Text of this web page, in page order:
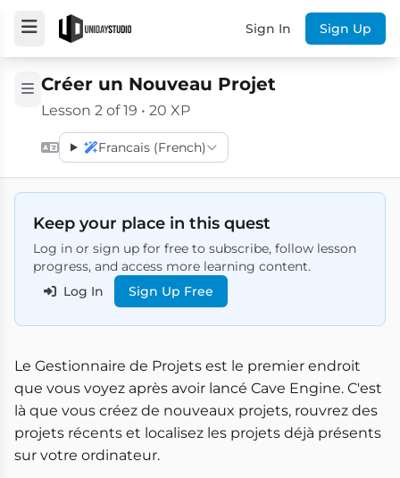
Sign In Sign Up
Créer un Nouveau Projet
Lesson 2 of 19 • 20 XP
Francais (French)
Keep your place in this quest
Log in or sign up for free to subscribe, follow lesson
progress, and access more learning content.
Log In
Sign Up Free
Le Gestionnaire de Projets est le premier endroit
que vous voyez après avoir lancé Cave Engine. C'est
là que vous créez de nouveaux projets, rouvrez des
projets récents et localisez les projets déjà présents
sur votre ordinateur.